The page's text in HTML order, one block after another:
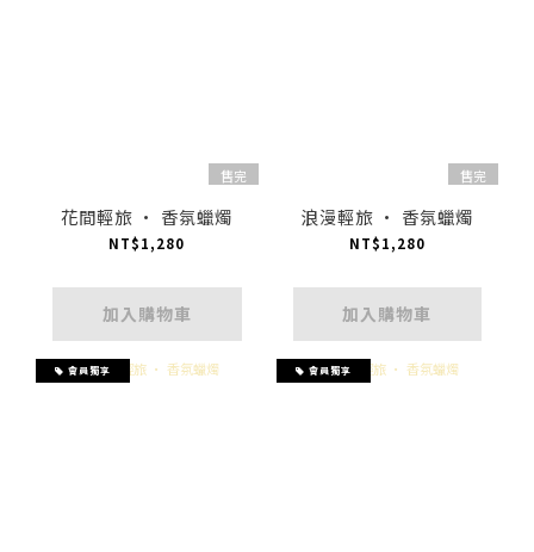
售完
花間輕旅 · 香氛蠟燭
NT$1,280
加入購物車
售完
浪漫輕旅 · 香氛蠟燭
NT$1,280
加入購物車
會員獨享 會員獨享